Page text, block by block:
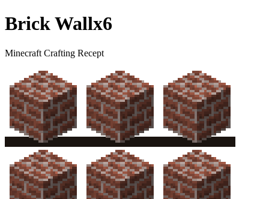
Brick Wallx6
Minecraft Crafting Recept